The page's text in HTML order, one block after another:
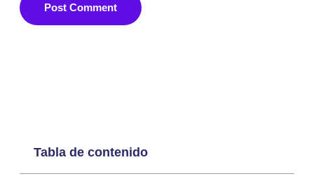
Post Comment
Tabla de contenido